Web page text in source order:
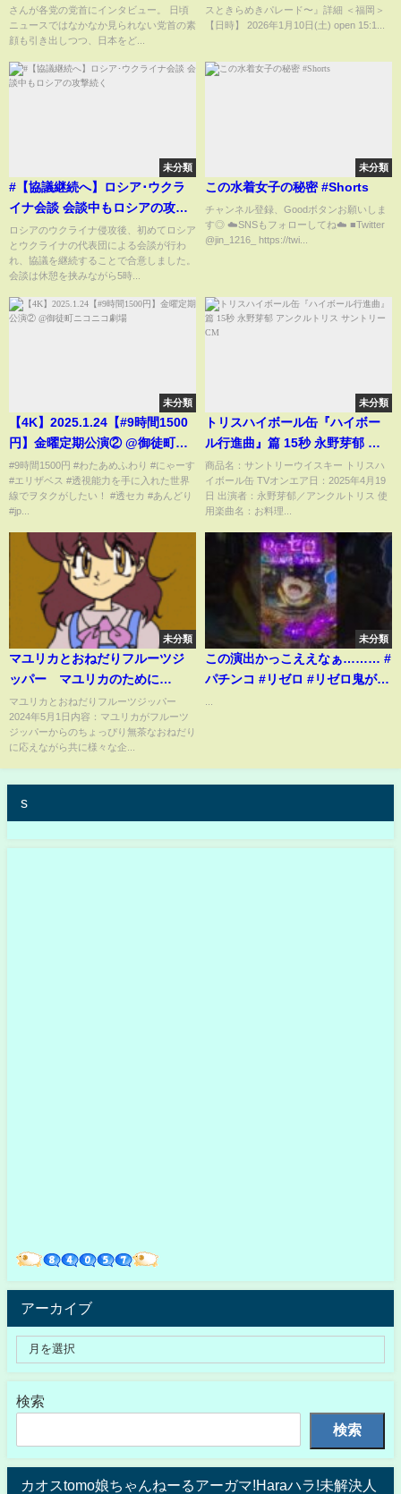
さんが各党の党首にインタビュー。 日頃
ニュースではなかなか見られない党首の素
顔も引き出しつつ、日本をど...
ック ららぽーと豊洲シーサイド
デッキ メインステージ【ダイジ
スときらめきパレード〜』詳細 ＜福岡＞
【日時】 2026年1月10日(土) open 15:1...
未分類
#【協議継続へ】ロシア･ウクラ
イナ会談 会談中もロシアの攻撃
続く
ロシアのウクライナ侵攻後、初めてロシア
とウクライナの代表団による会談が行わ
れ、協議を継続することで合意しました。
会談は休憩を挟みながら5時...
未分類
この水着女子の秘密 #Shorts
チャンネル登録、Goodボタンお願いしま
す◎ ☁️SNSもフォローしてね☁️ ■Twitter
@jin_1216_ https://twi...
未分類
【4K】2025.1.24【#9時間1500
円】金曜定期公演② @御徒町ニ
コニコ劇場
#9時間1500円 #わたあめふわり #にゃーす
#エリザベス #透視能力を手に入れた世界
線でヲタクがしたい！ #透セカ #あんどり
#jp...
未分類
トリスハイボール缶『ハイボー
ル行進曲』篇 15秒 永野芽郁 ア
ンクルトリス サントリー CM
商品名：サントリーウイスキー トリスハ
イボール缶 TVオンエア日：2025年4月19
日 出演者：永野芽郁／アンクルトリス 使
用楽曲名：お料理...
未分類
マユリカとおねだりフルーツジ
ッパー マユリカのために
FRUITS ZIPPERがお弁当作りに
挑戦 5月1日
マユリカとおねだりフルーツジッパー
2024年5月1日内容：マユリカがフルーツ
ジッパーからのちょっぴり無茶なおねだり
に応えながら共に様々な企...
未分類
この演出かっこええなぁ……… #
パチンコ #リゼロ #リゼロ鬼がか
s
アーカイブ
検索
検索
カオスtomo娘ちゃんねーるアーガマ!Haraハラ!未解決人